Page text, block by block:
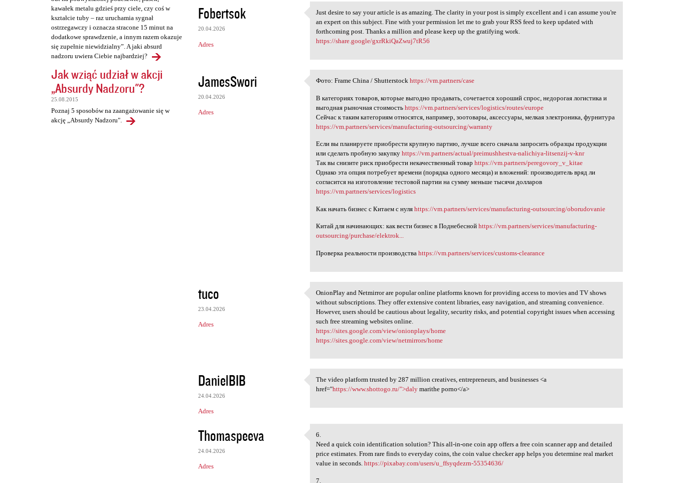
kawałek metalu gdzieś przy ciele, czy coś w
kształcie tuby – raz uruchamia sygnał
ostrzegawczy i oznacza stracone 15 minut na
dodatkowe sprawdzenie, a innym razem okazuje
się zupełnie niewidzialny”. A jaki absurd
nadzoru uwiera Ciebie najbardziej?
Jak wziąć udział w akcji
„Absurdy Nadzoru"?
25.08.2015
Poznaj 5 sposobów na zaangażowanie się w
akcję „Absurdy Nadzoru".
Fobertsok
20.04.2026
Adres
Just desire to say your
Just desire to say your article is as amazing. The clarity in your post is simply excellent and i can assume you're
an expert on this subject. Fine with your permission let me to grab your RSS feed to keep updated with
forthcoming post. Thanks a million and please keep up the gratifying work.
https://share.google/gxrRkiQaZwuj7tR56
JamesSwori
20.04.2026
Adres
Фото: Frame China / Shutterstockhttps://vm.partners/case
В категориях товаров, которые выгодно продавать, сочетается хороший спрос, недорогая логистика и
выгодная рыночная стоимостьhttps://vm.partners/services/logistics/routes/europe
Сейчас к таким категориям относятся, например, зоотовары, аксессуары, мелкая электроника, фурнитура
https://vm.partners/services/manufacturing-outsourcing/warranty
Если вы планируете приобрести крупную партию, лучше всего сначала запросить образцы продукции
или сделать пробную закупкуhttps://vm.partners/actual/preimushhestva-nalichiya-litsenzij-v-knr
Так вы снизите риск приобрести некачественный товарhttps://vm.partners/peregovory_v_kitae
Однако эта опция потребует времени (порядка одного месяца) и вложений: производитель вряд ли
согласится на изготовление тестовой партии на сумму меньше тысячи долларов
https://vm.partners/services/logistics
Как начать бизнес с Китаем с нуляhttps://vm.partners/services/manufacturing-outsourcing/oborudovanie
Китай для начинающих: как вести бизнес в Поднебеснойhttps://vm.partners/services/manufacturing-
outsourcing/purchase/elektrok...
Проверка реальности производстваhttps://vm.partners/services/customs-clearance
tuco
23.04.2026
Adres
OnionPlay and Netmirror are
OnionPlay and Netmirror are popular online platforms known for providing access to movies and TV shows
without subscriptions. They offer extensive content libraries, easy navigation, and streaming convenience.
However, users should be cautious about legality, security risks, and potential copyright issues when accessing
such free streaming websites online.
https://sites.google.com/view/onionplays/home
https://sites.google.com/view/netmirrors/home
DanielBIB
24.04.2026
Adres
The video platform trusted by
The video platform trusted by 287 million creatives, entrepreneurs, and businesses <a
href="https://www.shottogo.ru/">daly marithe porno</a>
Thomaspeeva
24.04.2026
Adres
6.
6.
Need a quick coin identification solution? This all-in-one coin app offers a free coin scanner app and detailed
price estimates. From rare finds to everyday coins, the coin value checker app helps you determine real market
value in seconds.https://pixabay.com/users/u_ffsyqdezrn-55354636/
7.